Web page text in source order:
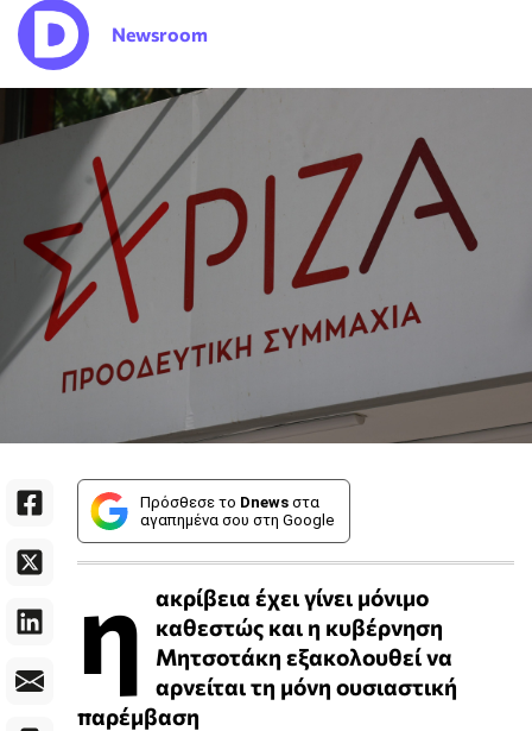
Newsroom
Πρόσθεσε το Dnews στα
αγαπημένα σου στη Google
η
ακρίβεια έχει γίνει μόνιμο
καθεστώς και η κυβέρνηση
Μητσοτάκη εξακολουθεί να
αρνείται τη μόνη ουσιαστική
παρέμβαση